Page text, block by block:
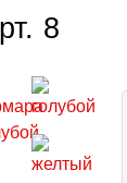
8